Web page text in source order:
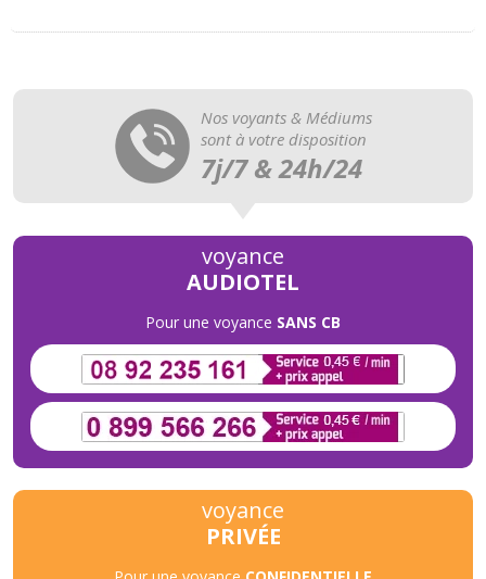
Nos voyants & Médiums
sont à votre disposition
7j/7 & 24h/24
voyance
AUDIOTEL
Pour une voyance SANS CB
voyance
PRIVÉE